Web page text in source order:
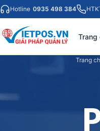
Hotline 0935 498 384
Trang
Trang